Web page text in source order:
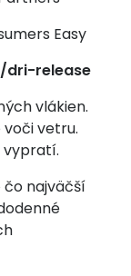
dri-release
vlákien.
vetru.
vypratí.
najväčší